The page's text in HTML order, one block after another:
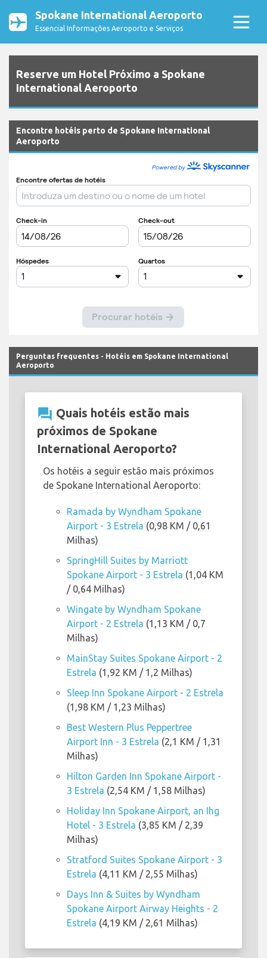
Spokane International Aeroporto
Essencial Informações Aeroporto e Serviços
Reserve um Hotel Próximo a Spokane
International Aeroporto
Encontre hotéis perto de Spokane International
Aeroporto
Perguntas frequentes - Hotéis em Spokane International
Aeroporto
question_answer Quais hotéis estão mais
próximos de Spokane
International Aeroporto?
Os hotéis a seguir estão mais próximos
de Spokane International Aeroporto:
Ramada by Wyndham Spokane
Airport - 3 Estrela (0,98 KM / 0,61
Milhas)
SpringHill Suites by Marriott
Spokane Airport - 3 Estrela (1,04 KM
/ 0,64 Milhas)
Wingate by Wyndham Spokane
Airport - 2 Estrela (1,13 KM / 0,7
Milhas)
MainStay Suites Spokane Airport - 2
Estrela (1,92 KM / 1,2 Milhas)
Sleep Inn Spokane Airport - 2 Estrela
(1,98 KM / 1,23 Milhas)
Best Western Plus Peppertree
Airport Inn - 3 Estrela (2,1 KM / 1,31
Milhas)
Hilton Garden Inn Spokane Airport -
3 Estrela (2,54 KM / 1,58 Milhas)
Holiday Inn Spokane Airport, an Ihg
Hotel - 3 Estrela (3,85 KM / 2,39
Milhas)
Stratford Suites Spokane Airport - 3
Estrela (4,11 KM / 2,55 Milhas)
Days Inn & Suites by Wyndham
Spokane Airport Airway Heights - 2
Estrela (4,19 KM / 2,61 Milhas)